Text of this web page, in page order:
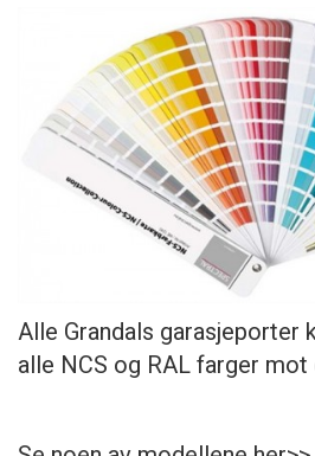
Alle Grandals garasjeporter
alle NCS og RAL farger